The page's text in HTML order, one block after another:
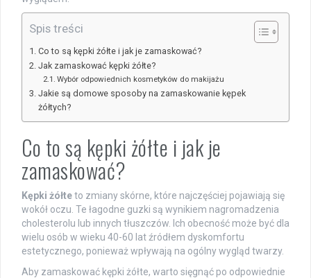
Spis treści
Co to są kępki żółte i jak je zamaskować?
Jak zamaskować kępki żółte?
Wybór odpowiednich kosmetyków do makijażu
Jakie są domowe sposoby na zamaskowanie kępek
żółtych?
Co to są kępki żółte i jak je
zamaskować?
Kępki żółteto zmiany skórne, które najczęściej pojawiają się
wokół oczu. Te łagodne guzki są wynikiem nagromadzenia
cholesterolu lub innych tłuszczów. Ich obecność może być dla
wielu osób w wieku 40-60 lat źródłem dyskomfortu
estetycznego, ponieważ wpływają na ogólny wygląd twarzy.
Aby zamaskować kępki żółte, warto sięgnąć po odpowiednie